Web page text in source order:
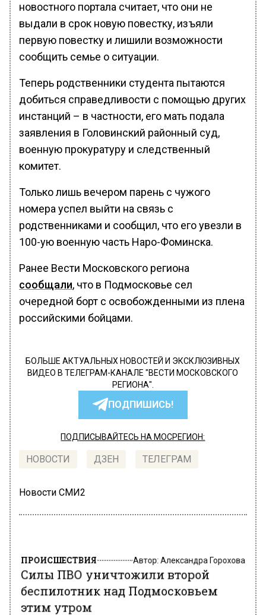
новостного портала считает, что они не
выдали в срок новую повестку, изъяли
первую повестку и лишили возможности
сообщить семье о ситуации.
Теперь родственники студента пытаются
добиться справедливости с помощью других
инстанций – в частности, его мать подала
заявления в Головинский районный суд,
военную прокуратуру и следственный
комитет.
Только лишь вечером парень с чужого
номера успел выйти на связь с
родственниками и сообщил, что его увезли в
100-ую военную часть Наро-Фоминска.
Ранее Вести Московского региона
сообщали, что в Подмосковье сел
очередной борт с освобожденными из плена
российскими бойцами.
БОЛЬШЕ АКТУАЛЬНЫХ НОВОСТЕЙ И ЭКСКЛЮЗИВНЫХ
ВИДЕО В ТЕЛЕГРАМ-КАНАЛЕ "ВЕСТИ МОСКОВСКОГО
РЕГИОНА".
ПОДПИШИСЬ!
ПОДПИСЫВАЙТЕСЬ НА МОСРЕГИОН:
НОВОСТИ ДЗЕН ТЕЛЕГРАМ
Новости СМИ2
ПРОИСШЕСТВИЯ
Силы ПВО уничтожили второй
беспилотник над Подмосковьем
этим утром